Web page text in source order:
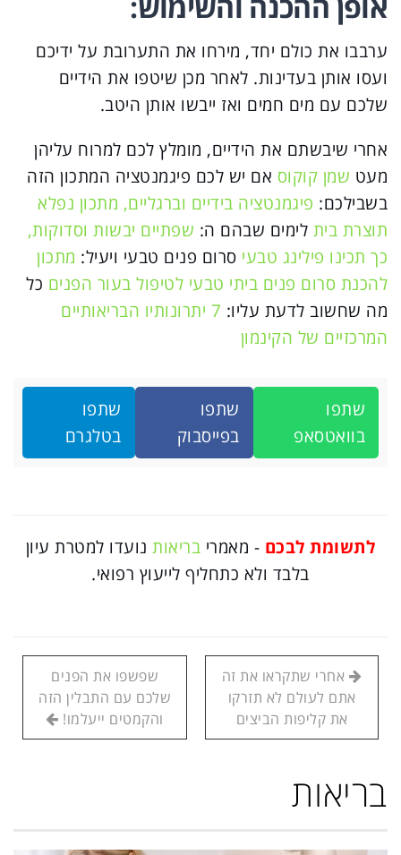
ערבבו את כולם יחד, מירחו את התערובת על ידיכם
ועסו אותן בעדינות. לאחר מכן שיטפו את הידיים
שלכם עם מים חמים ואז ייבשו אותן היטב.
אחרי שיבשתם את הידיים, מומלץ לכם למרוח עליהן
מעט שמן קוקוס אם יש לכם פיגמנטציה המתכון הזה
בשבילכם: פיגמנטציה בידיים וברגליים, מתכון נפלא
תוצרת בית לימים שבהם ה: שפתיים יבשות וסדוקות,
כך תכינו פילינג טבעי סרום פנים טבעי ויעיל: מתכון
להכנת סרום פנים ביתי טבעי לטיפול בעור הפנים כל
מה שחשוב לדעת עליו:
7 יתרונותיו הבריאותיים
המרכזיים של הקינמון
שתפו
בוואטסאפ
שתפו
בפייסבוק
שתפו
בטלגרם
לתשומת לבכם - מאמרי בריאותנועדו למטרת עיון
בלבד ולא כתחליף לייעוץ רפואי.
אחרי שתקראו את זה
אתם לעולם לא תזרקו
את קליפות הביצים
שפשפו את הפנים
שלכם עם התבלין הזה
והקמטים ייעלמו!
בריאות